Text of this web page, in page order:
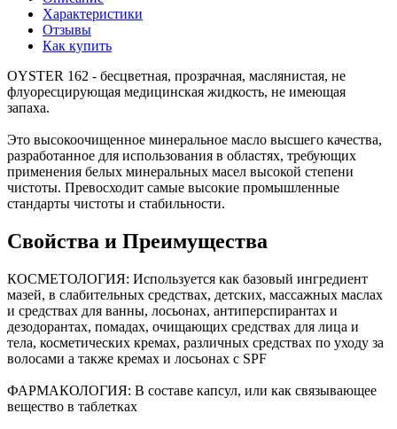
Характеристики
Отзывы
Как купить
OYSTER 162 - бесцветная, прозрачная, маслянистая, не
флуоресцирующая медицинская жидкость, не имеющая
запаха.
Это высокоочищенное минеральное масло высшего качества,
разработанное для использования в областях, требующих
применения белых минеральных масел высокой степени
чистоты. Превосходит самые высокие промышленные
стандарты чистоты и стабильности.
Свойства и Преимущества
КОСМЕТОЛОГИЯ: Используется как базовый ингредиент
мазей, в слабительных средствах, детских, массажных маслах
и средствах для ванны, лосьонах, антиперспирантах и
дезодорантах, помадах, очищающих средствах для лица и
тела, косметических кремах, различных средствах по уходу за
волосами а также кремах и лосьонах c SPF
ФАРМАКОЛОГИЯ: В составе капсул, или как связывающее
вещество в таблетках